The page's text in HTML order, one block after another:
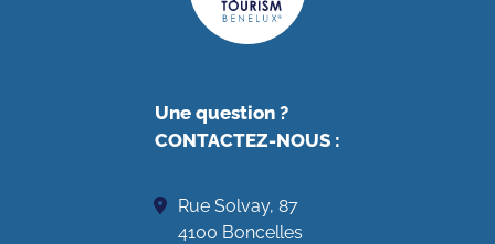
Une question ?
CONTACTEZ-NOUS :
Rue Solvay, 87
4100 Boncelles